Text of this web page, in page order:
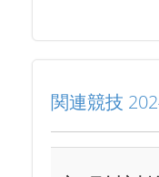
関連競技